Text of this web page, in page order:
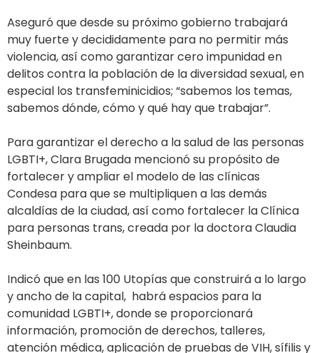
Aseguró que desde su próximo gobierno trabajará
muy fuerte y decididamente para no permitir más
violencia, así como garantizar cero impunidad en
delitos contra la población de la diversidad sexual, en
especial los transfeminicidios; “sabemos los temas,
sabemos dónde, cómo y qué hay que trabajar”.
Para garantizar el derecho a la salud de las personas
LGBTI+, Clara Brugada mencionó su propósito de
fortalecer y ampliar el modelo de las clínicas
Condesa para que se multipliquen a las demás
alcaldías de la ciudad, así como fortalecer la Clínica
para personas trans, creada por la doctora Claudia
Sheinbaum.
Indicó que en las 100 Utopías que construirá a lo largo
y ancho de la capital, habrá espacios para la
comunidad LGBTI+, donde se proporcionará
información, promoción de derechos, talleres,
atención médica, aplicación de pruebas de VIH, sífilis y